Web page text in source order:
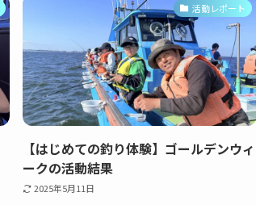
活動レポート
【はじめての釣り体験】ゴールデンウィ
ークの活動結果
2025年5月11日